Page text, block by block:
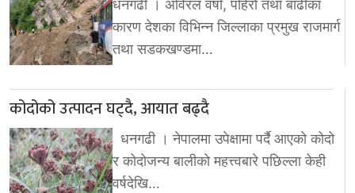
धनगढी । अविरल वर्षा, पहिरो तथा बाढीका
कारण देशका विभिन्न जिल्लाका प्रमुख राजमार्ग
तथा सडकखण्डमा…
कोदोको उत्पादन घट्दै, आयात बढ्दै
धनगढी । नेपालमा उपेक्षामा पर्दै आएको कोदो
र कोदोजन्य बालीको महत्त्वबारे पछिल्ला केही
वर्षदेखि…